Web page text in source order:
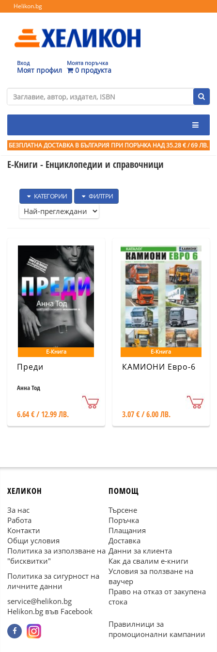
Helikon.bg
Вход
Моят профил
Моята поръчка
0 продукта
БЕЗПЛАТНА ДОСТАВКА В БЪЛГАРИЯ ПРИ ПОРЪЧКА НАД 35.28 € / 69 ЛВ.
Е-Книги - Енциклопедии и справочници
КАТЕГОРИИ ФИЛТРИ
Е-Книга
Преди
Анна Тод
6.64 € / 12.99 ЛВ.
Е-Книга
КАМИОНИ Евро-6
3.07 € / 6.00 ЛВ.
ХЕЛИКОН
За нас
Работа
Контакти
Общи условия
Политика за използване на
"бисквитки"
Политика за сигурност на
личните данни
service@helikon.bg
Helikon.bg във Facebook
ПОМОЩ
Търсене
Поръчка
Плащания
Доставка
Данни за клиента
Как да свалим е-книги
Условия за ползване на
ваучер
Право на отказ от закупена
стока
Правилници за
промоционални кампании